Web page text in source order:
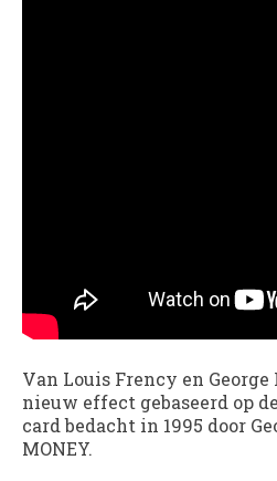
Van Louis Frency en
nieuw effect gebaseerd op
card bedacht in 1995 door
MONEY.